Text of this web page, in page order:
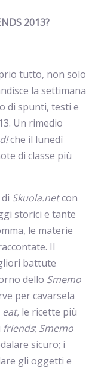
2013?
tutto, non solo
la settimana
di spunti, testi e
Un rimedio
che il lunedì
di classe più
Skuola.netcon
storici e tante
le materie
Il
battute
dello Smemo
per cavarsela
eat, le ricette più
friends; Smemo
sicuro; i
gli oggetti e